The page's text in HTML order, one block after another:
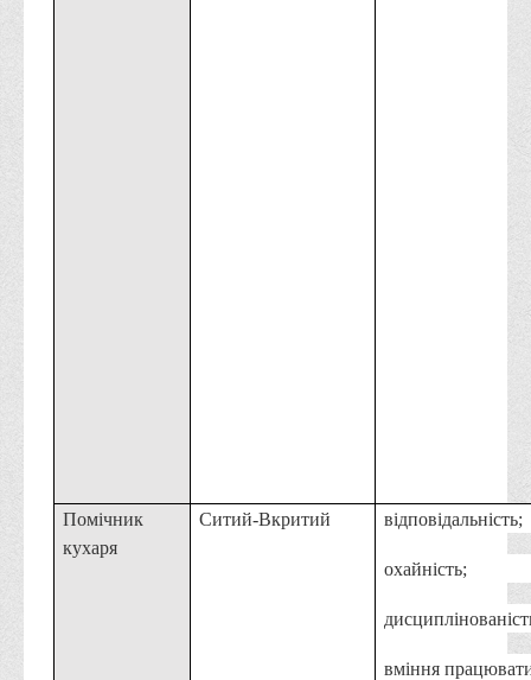
Помічник
кухаря
Ситий-Вкритий відповідальність;
охайність;
вміння